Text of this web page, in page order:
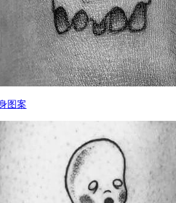
图案